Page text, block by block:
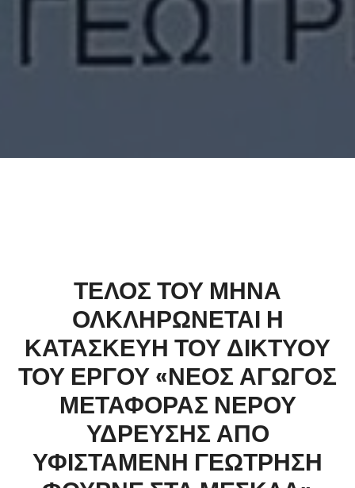
ΤΕΛΟΣ ΤΟΥ ΜΗΝΑ
ΟΛΚΛΗΡΩΝΕΤΑΙ Η
ΚΑΤΑΣΚΕΥΗ ΤΟΥ ΔΙΚΤΥΟΥ
ΤΟΥ ΕΡΓΟΥ «ΝΕΟΣ ΑΓΩΓΟΣ
ΜΕΤΑΦΟΡΑΣ ΝΕΡΟΥ
ΥΔΡΕΥΣΗΣ ΑΠΟ
ΥΦΙΣΤΑΜΕΝΗ ΓΕΩΤΡΗΣΗ